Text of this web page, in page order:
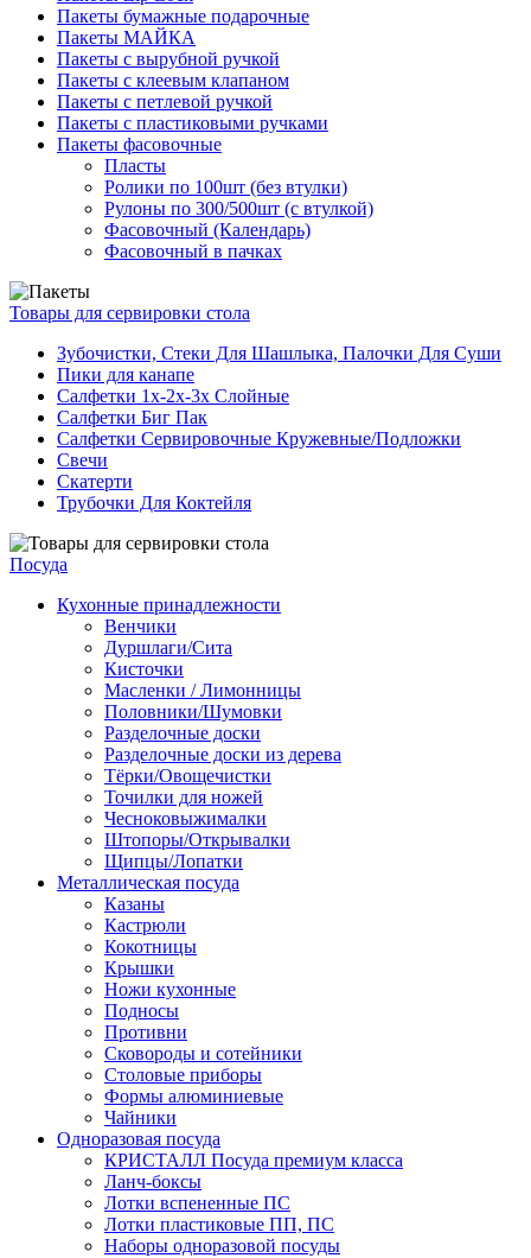
Пакеты бумажные подарочные
Пакеты МАЙКА
Пакеты с вырубной ручкой
Пакеты с клеевым клапаном
Пакеты с петлевой ручкой
Пакеты с пластиковыми ручками
Пакеты фасовочные
Пласты
Ролики по 100шт (без втулки)
Рулоны по 300/500шт (с втулкой)
Фасовочный (Календарь)
Фасовочный в пачках
Товары для сервировки стола
Зубочистки, Стеки Для Шашлыка, Палочки Для Суши
Пики для канапе
Салфетки 1х-2х-3х Слойные
Салфетки Биг Пак
Салфетки Сервировочные Кружевные/Подложки
Свечи
Скатерти
Трубочки Для Коктейля
Посуда
Кухонные принадлежности
Венчики
Дуршлаги/Сита
Кисточки
Масленки / Лимонницы
Половники/Шумовки
Разделочные доски
Разделочные доски из дерева
Тёрки/Овощечистки
Точилки для ножей
Чесноковыжималки
Штопоры/Открывалки
Щипцы/Лопатки
Металлическая посуда
Казаны
Кастрюли
Кокотницы
Крышки
Ножи кухонные
Подносы
Противни
Сковороды и сотейники
Столовые приборы
Формы алюминиевые
Чайники
Одноразовая посуда
КРИСТАЛЛ Посуда премиум класса
Ланч-боксы
Лотки вспененные ПС
Лотки пластиковые ПП, ПС
Наборы одноразовой посуды